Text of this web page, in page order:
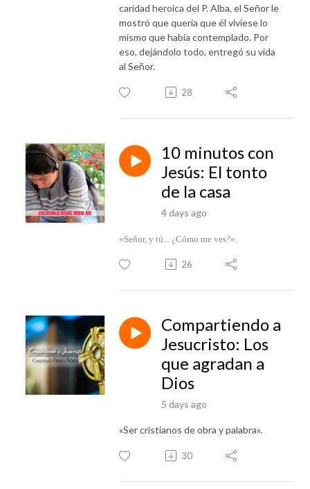
caridad heroica del P. Alba, el Señor le
mostró que quería que él viviese lo
mismo que había contemplado. Por
eso, dejándolo todo, entregó su vida
al Señor.
28
10 minutos con
Jesús: El tonto
de la casa
4 days ago
«Señor, y tú... ¿Cómo me ves?».
26
Compartiendo a
Jesucristo: Los
que agradan a
Dios
5 days ago
«Ser cristianos de obra y palabra».
30